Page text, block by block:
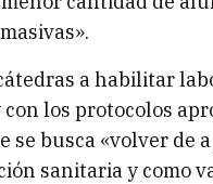
a habilitar
los protocolos
se busca «volver de
sanitaria y como